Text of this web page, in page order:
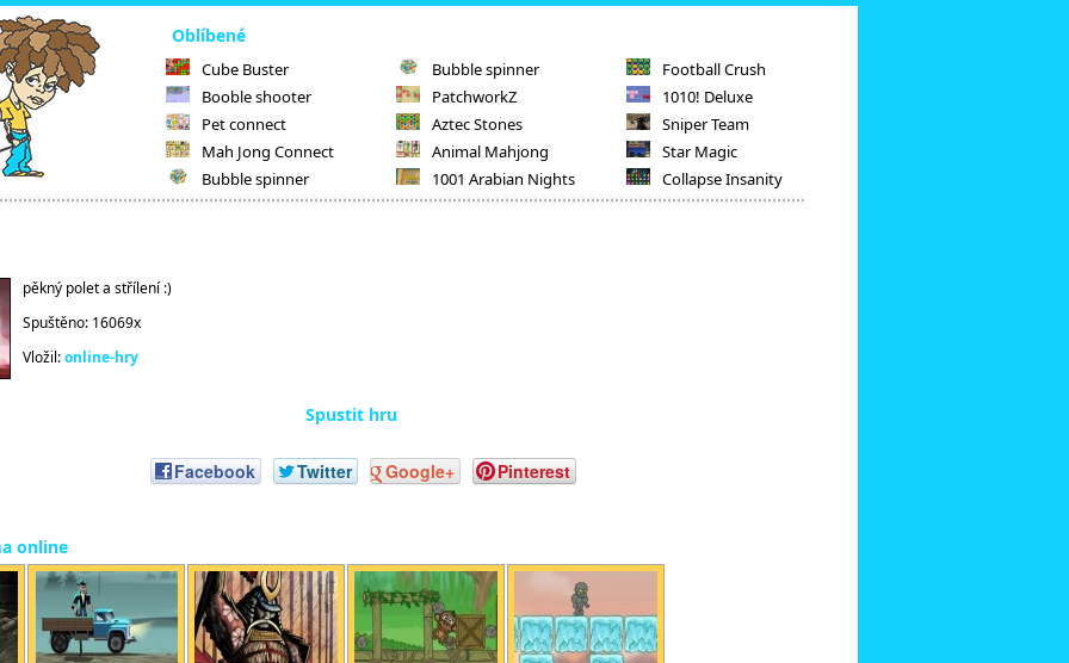
Oblíbené
Cube Buster
Booble shooter
Pet connect
Mah Jong Connect
Bubble spinner
Bubble spinner
PatchworkZ
Aztec Stones
Animal Mahjong
1001 Arabian Nights
Football Crush
1010! Deluxe
Sniper Team
Star Magic
Collapse Insanity
pěkný polet a střílení :)
Spuštěno: 16069x
Vložil:online-hry
Spustit hru
Facebook Twitter Google+ Pinterest
online